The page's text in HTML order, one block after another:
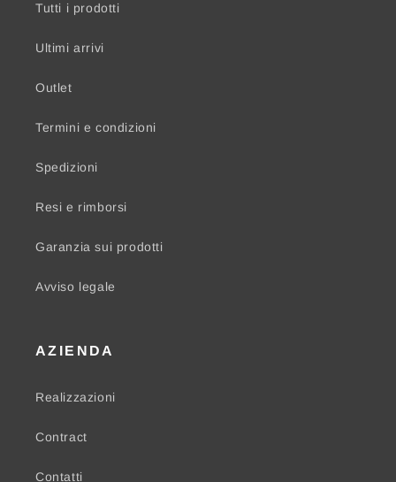
Tutti i prodotti
Ultimi arrivi
Outlet
Termini e condizioni
Spedizioni
Resi e rimborsi
Garanzia sui prodotti
Avviso legale
AZIENDA
Realizzazioni
Contract
Contatti